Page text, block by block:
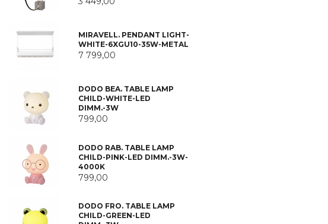
MIRAVELL. PENDANT LIGHT-
WHITE-6XGU10-35W-METAL
7 799,00
DODO BEA. TABLE LAMP
CHILD-WHITE-LED
DIMM.-3W
799,00
DODO RAB. TABLE LAMP
CHILD-PINK-LED DIMM.-3W-
4000K
799,00
DODO FRO. TABLE LAMP
CHILD-GREEN-LED